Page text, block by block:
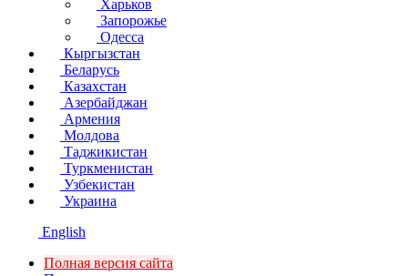
Харьков
Запорожье
Одесса
Кыргызстан
Беларусь
Казахстан
Азербайджан
Армения
Молдова
Таджикистан
Туркменистан
Узбекистан
Украина
English
Полная версия сайта